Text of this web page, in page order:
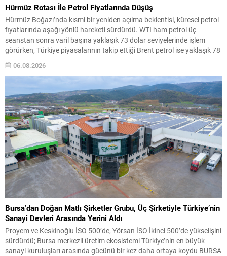
Hürmüz Rotası İle Petrol Fiyatlarında Düşüş
Hürmüz Boğazı’nda kısmi bir yeniden açılma beklentisi, küresel petrol
fiyatlarında aşağı yönlü hareketi sürdürdü. WTI ham petrol üç
seanstan sonra varil başına yaklaşık 73 dolar seviyelerinde işlem
görürken, Türkiye piyasalarının takip ettiği Brent petrol ise yaklaşık 78
üzerinden alternatif bir nakliye...
06.08.2026
Bursa’dan Doğan Matlı Şirketler Grubu, Üç Şirketiyle Türkiye’nin
Sanayi Devleri Arasında Yerini Aldı
Proyem ve Keskinoğlu İSO 500’de, Yörsan İSO İkinci 500’de yükselişini
sürdürdü; Bursa merkezli üretim ekosistemi Türkiye’nin en büyük
sanayi kuruluşları arasında gücünü bir kez daha ortaya koydu BURSA